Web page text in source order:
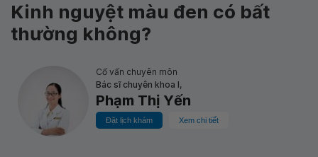
Kinh nguyệt màu đen có bất
thường không?
Cố vấn chuyên môn
Bác sĩ chuyên khoa I,
Phạm Thị Yến
Đặt lịch khám Xem chi tiết